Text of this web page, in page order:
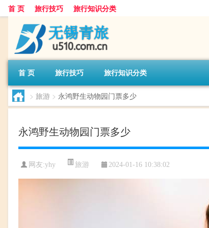
首 页 旅行技巧 旅行知识分类
首 页 旅行技巧 旅行知识分类
> 旅游 > 永鸿野生动物园门票多少
永鸿野生动物园门票多少
网友:yhy 旅游 2024-01-16 10:38:02